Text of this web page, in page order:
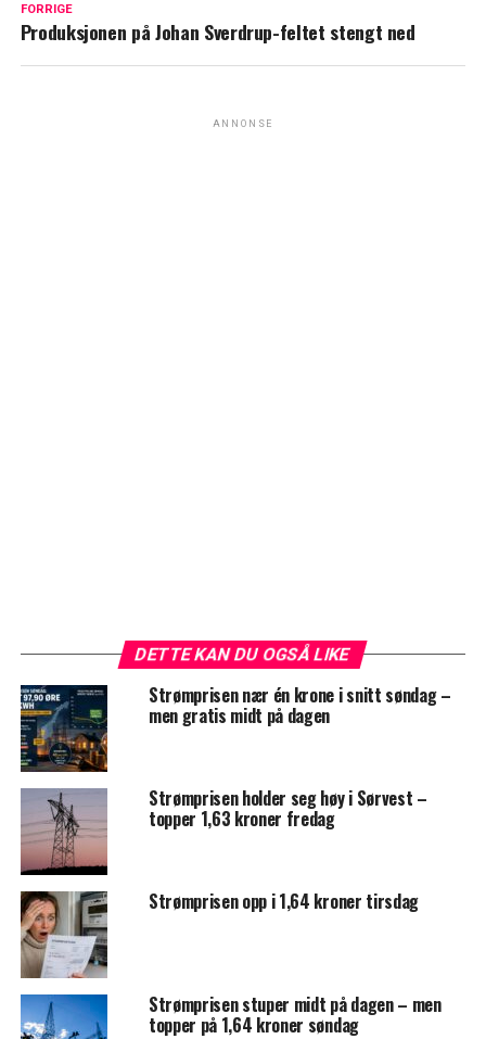
FORRIGE
Produksjonen på Johan Sverdrup-feltet stengt ned
ANNONSE
DETTE KAN DU OGSÅ LIKE
Strømprisen nær én krone i snitt søndag –
men gratis midt på dagen
Strømprisen holder seg høy i Sørvest –
topper 1,63 kroner fredag
Strømprisen opp i 1,64 kroner tirsdag
Strømprisen stuper midt på dagen – men
topper på 1,64 kroner søndag